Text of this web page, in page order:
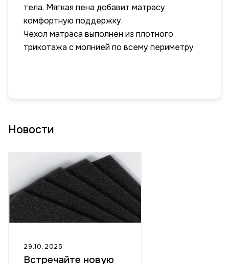
тела. Мягкая пена добавит матрасу
комфортную поддержку.
Чехол матраса выполнен из плотного
трикотажа с молнией по всему периметру
Новости
29.10.2025
Встречайте новую